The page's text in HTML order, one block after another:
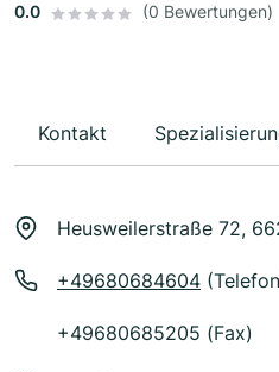
0.0
(0 Bewertungen)
Kontakt
Heusweilerstraße 72,
+49680684604
+49680685205 (Fax)